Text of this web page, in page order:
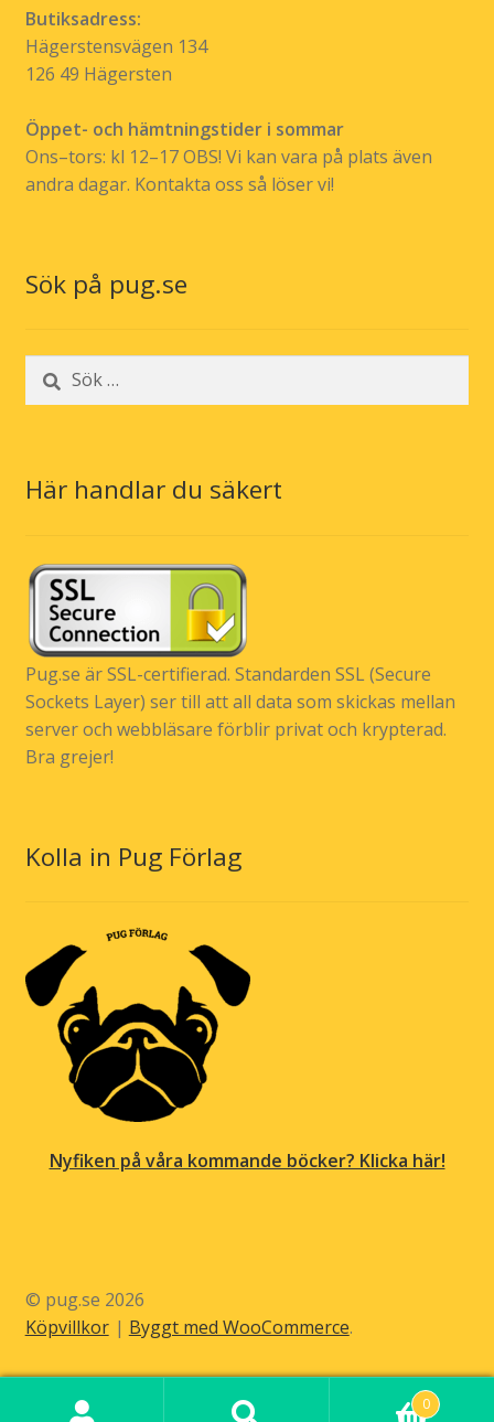
Butiksadress:
Hägerstensvägen 134
126 49 Hägersten
Öppet- och hämtningstider i sommar
Ons–tors: kl 12–17 OBS! Vi kan vara på plats även
andra dagar. Kontakta oss så löser vi!
Sök på pug.se
Sök
efter:
Här handlar du säkert
Pug.se är SSL-certifierad. Standarden SSL (Secure
Sockets Layer) ser till att all data som skickas mellan
server och webbläsare förblir privat och krypterad.
Bra grejer!
Kolla in Pug Förlag
Nyfiken på våra kommande böcker? Klicka här!
© pug.se 2026
Köpvillkor
Byggt med WooCommerce.
0